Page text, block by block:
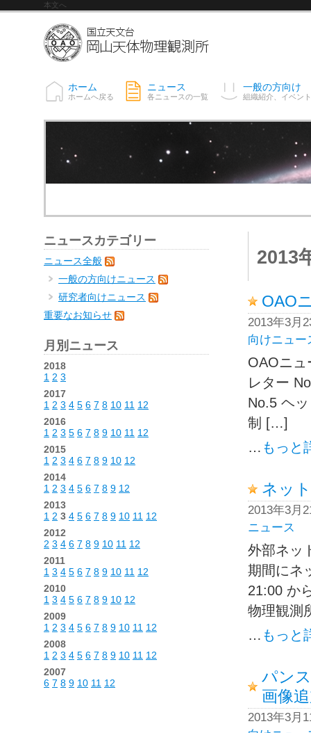
本文へ
ホーム
ホームへ戻る
ニュース
各ニュースの一覧
一般の方向け
組織紹介、イベン
2013
OAO
2013年3月
向けニュー
OAOニ
レター
No.5 ヘ
制 […]
… もっと
ネッ
2013年3月
ニュース
外部ネッ
期間にネ
21:00 か
物理観測
… もっと
パン
画像
2013年3月
ニュースカテゴリー
ニュース全般
一般の方向けニュース
研究者向けニュース
重要なお知らせ
月別ニュース
2018
1 2 3
2017
1 2 3 4 5 6 7 8 10 11 12
2016
1 2 3 5 6 7 8 9 10 11 12
2015
1 2 3 4 6 7 8 9 10 12
2014
1 2 3 4 5 6 7 8 9 12
2013
1 2 3 4 5 6 7 8 9 10 11 12
2012
2 3 4 6 7 8 9 10 11 12
2011
1 3 4 5 6 7 8 9 10 11 12
2010
1 3 4 5 6 7 8 9 10 12
2009
1 2 3 4 5 6 7 8 9 10 11 12
2008
1 2 3 4 5 6 7 8 9 10 11 12
2007
6 7 8 9 10 11 12